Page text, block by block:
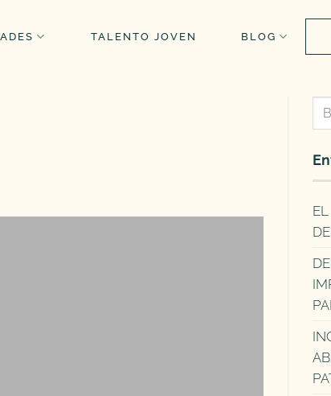
TALENTO JOVEN BLOG